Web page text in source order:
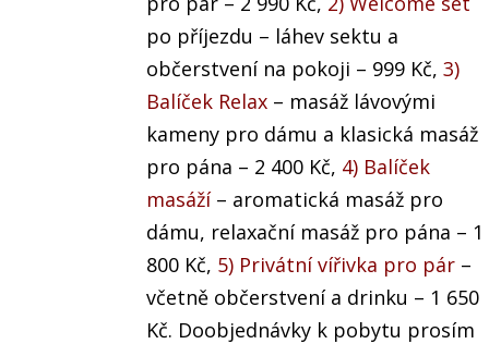
po příjezdu – láhev sektu a
občerstvení na pokoji – 999 Kč,3)
Balíček Relax – masáž lávovými
kameny pro dámu a klasická masáž
pro pána – 2 400 Kč, 4) Balíček
masáží– aromatická masáž pro
dámu, relaxační masáž pro pána – 1
800 Kč, 5) Privátní vířivka pro pár –
včetně občerstvení a drinku – 1 650
Kč. Doobjednávky k pobytu prosím